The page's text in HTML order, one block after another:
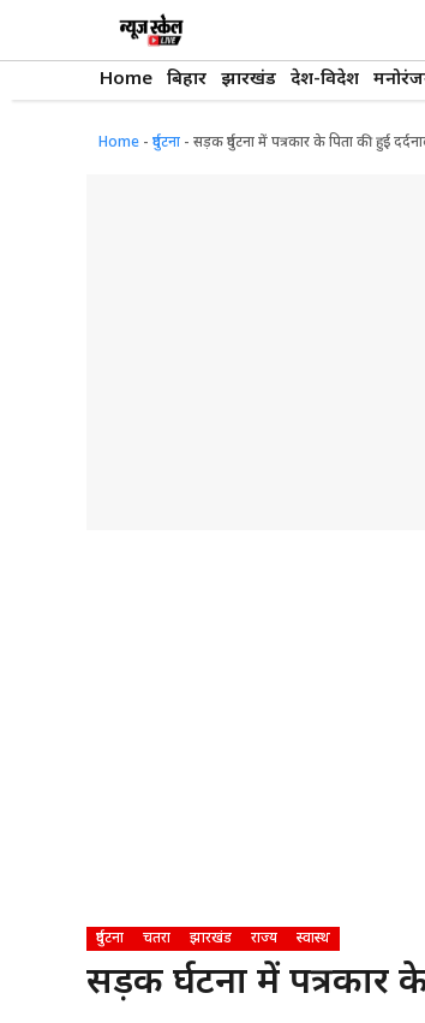
Home बिहार झारखंड देश-विदेश
Home - दुर्घटना - सड़क दुर्घटना में पत्रकार के पिता की हुई
दुर्घटना चतरा झारखंड राज्य स्वास्थ
सड़क दुर्घटना में पत्रकार